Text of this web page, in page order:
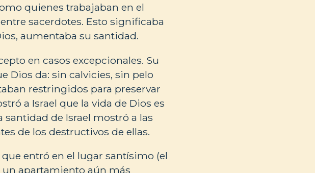
quienes trabajaban en el
sacerdotes. Esto significaba
aumentaba su santidad.
en casos excepcionales. Su
Dios da: sin calvicies, sin pelo
restringidos para preservar
a Israel que la vida de Dios es
de Israel mostró a las
de los destructivos de ellas.
entró en el lugar santísimo (el
apartamiento aún más